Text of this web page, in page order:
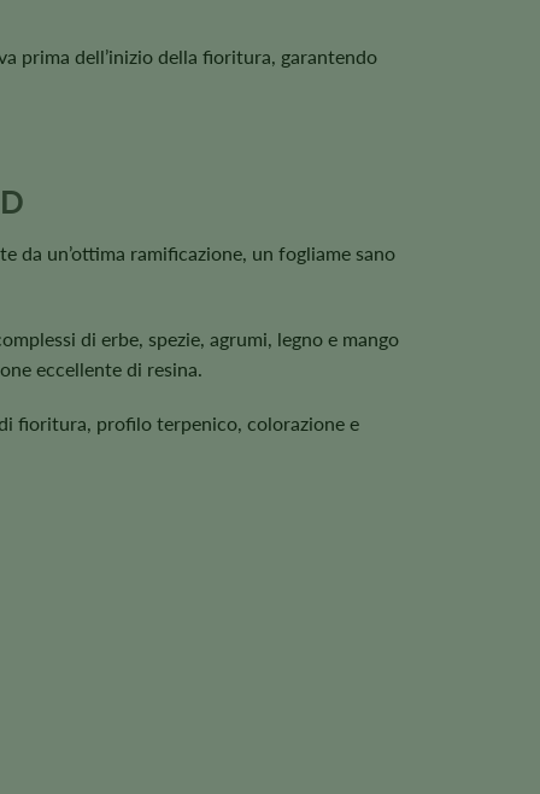
prima dell’inizio della fioritura, garantendo
da un’ottima ramificazione, un fogliame sano
di erbe, spezie, agrumi, legno e mango
eccellente di resina.
fioritura, profilo terpenico, colorazione e